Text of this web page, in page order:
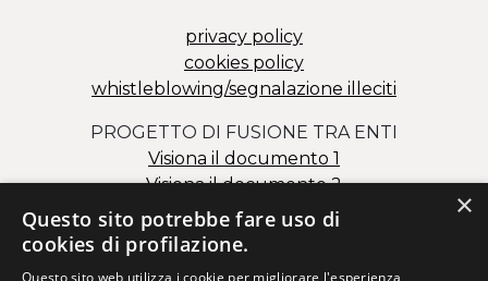
privacy policy
cookies policy
whistleblowing/segnalazione illeciti
PROGETTO DI FUSIONE TRA ENTI
Visiona il documento 1
Visiona il documento 2
×
Questo sito potrebbe fare uso di
cookies di profilazione.
Questo sito web utilizza i cookie per migliorare l'esperienza